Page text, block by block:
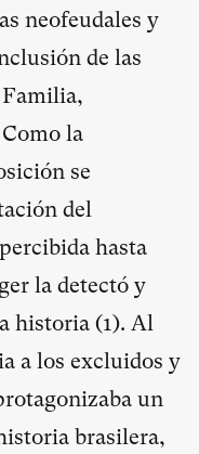
neofeudales y
de las
la
se
del
hasta
la detectó y
historia (1). Al
a los excluidos y
un
brasilera,